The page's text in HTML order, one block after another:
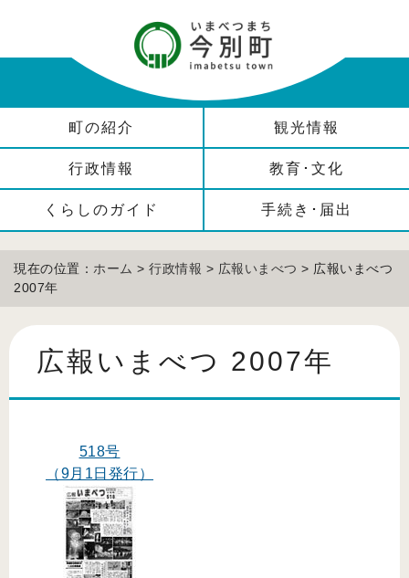
町の紹介 観光情報
行政情報 教育･文化
くらしのガイド 手続き･届出
現在の位置： ホーム > 行政情報 > 広報いまべつ > 広報いまべつ
2007年
広報いまべつ 2007年
518号
（9月1日発行）